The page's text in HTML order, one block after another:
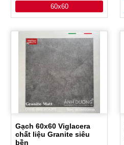
60x60
Gạch 60x60 Viglacera
chất liệu Granite siêu
bền